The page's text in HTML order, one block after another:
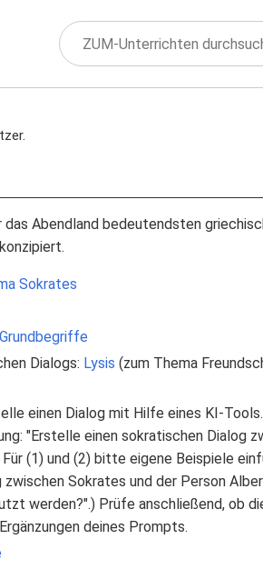
das Abendland bedeutendsten
Sokrates
Dialogs: Lysis (zum Thema
einen Dialog mit Hilfe eines KI-
"Erstelle einen sokratischen Dialog
Für (1) und (2) bitte eigene Beispiele
Sokrates und der Person
werden?".) Prüfe anschließend, ob
deines Prompts.